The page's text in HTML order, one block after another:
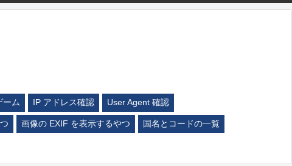
ーム IP アドレス確認 User Agent 確認
画像の EXIF を表示するやつ 国名とコードの一覧